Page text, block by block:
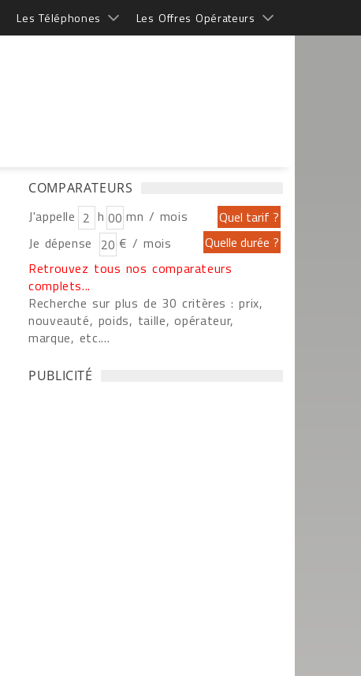
Les Téléphones Les Offres Opérateurs
COMPARATEURS
J'appelle h
mn / mois
Je dépense
€ / mois
Retrouvez tous nos comparateurs
complets...
Recherche sur plus de 30 critères : prix,
nouveauté, poids, taille, opérateur,
marque, etc....
PUBLICITÉ